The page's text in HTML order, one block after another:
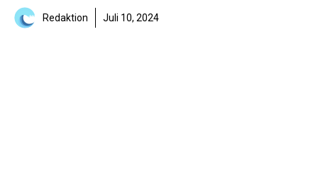
Redaktion Juli 10, 2024